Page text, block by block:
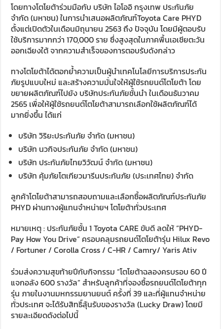
โดยทางโตโยต้าร่วมมือกับ บริษัท ไอโออิ กรุงเทพ ประกันภัย
จำกัด (มหาชน) ในการนำเสนอผลิตภัณฑ์Toyota Care PHYD
ตั้งแต่เปิดตัวในเดือนมิถุนายน 2563 ถึง ปัจจุบัน โดยมีผู้ตอบรับ
ใช้บริการมากกว่า 170,000 ราย ซึ่งสูงสุดในภาคพื้นเอเชียตะวัน
ออกเฉียงใต้ จากความสำเร็จของการตอบรับดังกล่าว
ทางโตโยต้าได้ตอกย้ำความเป็นผู้นำเทคโนโลยีการบริการประกัน
ภัยรูปแบบใหม่ และสร้างความมั่นใจให้ผู้ใช้รถยนต์โตโยต้า โดย
ขยายผลิตภัณฑ์ไปยัง บริษัทประกันภัยชั้นนำ ในเดือนธันวาคม
2565 เพื่อให้ผู้ใช้รถยนต์โตโยต้าสามารถเลือกใช้ผลิตภัณฑ์ได้
มากยิ่งขึ้น ได้แก่
บริษัท วิริยะประกันภัย จํากัด (มหาชน)
บริษัท นวกิจประกันภัย จํากัด (มหาชน)
บริษัท ประกันภัยไทยวิวัฒน์ จำกัด (มหาชน)
บริษัท คุ้มภัยโตเกียวมารีนประกันภัย (ประเทศไทย) จำกัด
ลูกค้าโตโยต้าสามารถสอบถามและเลือกซื้อผลิตภัณฑ์ประกันภัย
PHYD ผ่านทางผู้แทนจำหน่ายฯ โตโยต้าทั่วประเทศ
หมายเหตุ : ประกันภัยชั้น 1 Toyota CARE ขับดี ลดให้ “PHYD-
Pay How You Drive” ครอบคลุมรถยนต์โตโยต้ารุ่น Hilux Revo
/ Fortuner / Corolla Cross / C-HR / Camry/ Yaris Ativ
ร่วมส่งความสุขท้ายปีกับกิจกรรม “โตโยต้าฉลองครบรอบ 60 ปี
แจกอลัง 600 รางวัล” สำหรับลูกค้าที่จองซื้อรถยนต์โตโยต้าทุก
รุ่น ภายในงานมหกรรมยานยนต์ ครั้งที่ 39 และที่ผู้แทนจำหน่าย
ทั่วประเทศ จะได้รับสิทธิ์ลุ้นรับของรางวัล (Lucky Draw) โดยมี
รายละเอียดดังต่อไปนี้